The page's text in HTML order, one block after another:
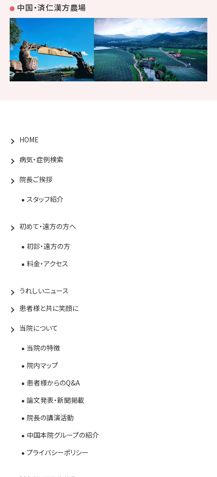
中国・済仁漢方農場
HOME
病気・症例検索
院長ご挨拶
スタッフ紹介
初めて・遠方の方へ
初診・遠方の方
料金・アクセス
うれしいニュース
患者様と共に笑顔に
当院について
当院の特徴
院内マップ
患者様からのQ&A
論文発表・新聞掲載
院長の講演活動
中国本院グループの紹介
プライバシーポリシー